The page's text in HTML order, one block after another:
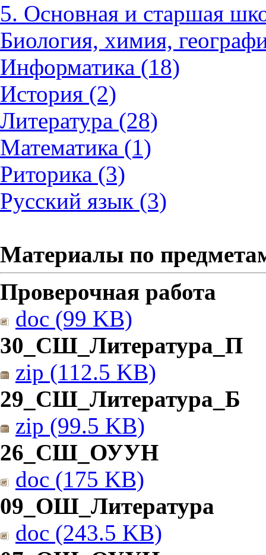
5. Основная и старшая
Биология, химия,
Информатика (18)
История (2)
Литература (28)
Математика (1)
Риторика (3)
Русский язык (3)
Материалы по
Проверочная работа
doc (99 KB)
30_СШ_Литература_П
zip (112.5 KB)
29_СШ_Литература_Б
zip (99.5 KB)
26_СШ_ОУУН
doc (175 KB)
09_ОШ_Литература
doc (243.5 KB)